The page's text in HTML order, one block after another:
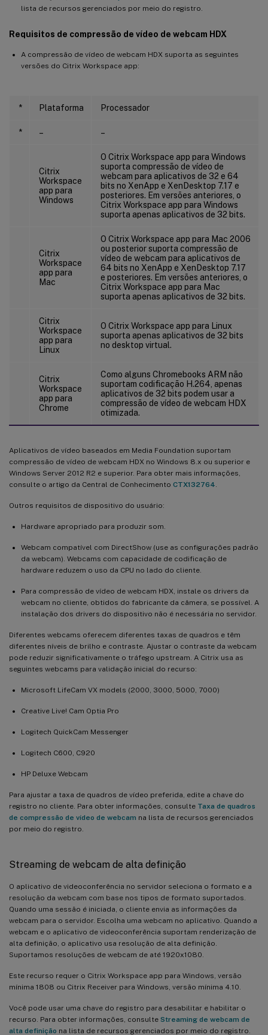
lista de recursos gerenciados por meio do registro.
Requisitos de compressão de vídeo de webcam HDX
A compressão de vídeo de webcam HDX suporta as seguintes
versões do Citrix Workspace app:
* Plataforma Processador
* – –
Citrix
Workspace
app para
Windows
O Citrix Workspace app para Windows
suporta compressão de vídeo de
webcam para aplicativos de 32 e 64
bits no XenApp e XenDesktop 7.17 e
posteriores. Em versões anteriores, o
Citrix Workspace app para Windows
suporta apenas aplicativos de 32 bits.
Citrix
Workspace
app para
Mac
O Citrix Workspace app para Mac 2006
ou posterior suporta compressão de
vídeo de webcam para aplicativos de
64 bits no XenApp e XenDesktop 7.17
e posteriores. Em versões anteriores, o
Citrix Workspace app para Mac
suporta apenas aplicativos de 32 bits.
Citrix
Workspace
app para
Linux
O Citrix Workspace app para Linux
suporta apenas aplicativos de 32 bits
no desktop virtual.
Citrix
Workspace
app para
Chrome
Como alguns Chromebooks ARM não
suportam codificação H.264, apenas
aplicativos de 32 bits podem usar a
compressão de vídeo de webcam HDX
otimizada.
Aplicativos de vídeo baseados em Media Foundation suportam
compressão de vídeo de webcam HDX no Windows 8.x ou superior e
Windows Server 2012 R2 e superior. Para obter mais informações,
consulte o artigo da Central de Conhecimento CTX132764
Outros requisitos de dispositivo do usuário:
Hardware apropriado para produzir som.
Webcam compatível com DirectShow (use as configurações padrão
da webcam). Webcams com capacidade de codificação de
hardware reduzem o uso da CPU no lado do cliente.
Para compressão de vídeo de webcam HDX, instale os drivers da
webcam no cliente, obtidos do fabricante da câmera, se possível. A
instalação dos drivers do dispositivo não é necessária no servidor.
Diferentes webcams oferecem diferentes taxas de quadros e têm
diferentes níveis de brilho e contraste. Ajustar o contraste da webcam
pode reduzir significativamente o tráfego upstream. A Citrix usa as
seguintes webcams para validação inicial do recurso:
Microsoft LifeCam VX models (2000, 3000, 5000, 7000)
Creative Live! Cam Optia Pro
Logitech QuickCam Messenger
Logitech C600, C920
HP Deluxe Webcam
Para ajustar a taxa de quadros de vídeo preferida, edite a chave do
registro no cliente. Para obter informações, consulte Taxa de quadros
de compressão de vídeo de webcam na lista de recursos gerenciados
por meio do registro.
Streaming de webcam de alta definição
O aplicativo de videoconferência no servidor seleciona o formato e a
resolução da webcam com base nos tipos de formato suportados.
Quando uma sessão é iniciada, o cliente envia as informações da
webcam para o servidor. Escolha uma webcam no aplicativo. Quando a
webcam e o aplicativo de videoconferência suportam renderização de
alta definição, o aplicativo usa resolução de alta definição.
Suportamos resoluções de webcam de até 1920x1080.
Este recurso requer o Citrix Workspace app para Windows, versão
mínima 1808 ou Citrix Receiver para Windows, versão mínima 4.10.
Você pode usar uma chave do registro para desabilitar e habilitar o
recurso. Para obter informações, consulte Streaming de webcam de
alta definição na lista de recursos gerenciados por meio do registro.